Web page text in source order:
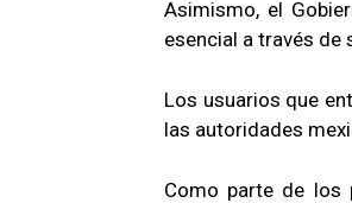
Asimismo, el
esencial a través
Los usuarios que
las autoridades
Como parte de los